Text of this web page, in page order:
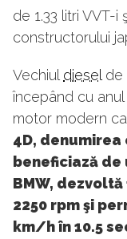
de 1.33 litri VVT-
constructorului
Vechiuldieselde
începând cu
motor modern
4D,
beneficiază
BMW, dezvoltă
2250 rpm şi
km/h în 10.5